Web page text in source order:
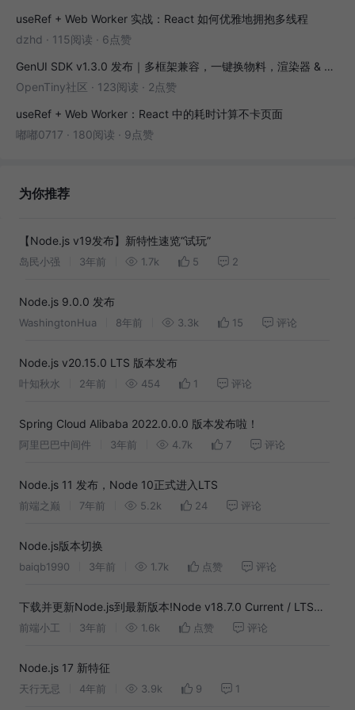
useRef + Web Worker 实战：React 如何优雅地拥抱多线程
dzhd · 115阅读 · 6点赞
GenUI SDK v1.3.0 发布｜多框架兼容，一键换物料，渲染器 & 演练场全面增强！
OpenTiny社区 · 123阅读 · 2点赞
useRef + Web Worker：React 中的耗时计算不卡页面
嘟嘟0717 · 180阅读 · 9点赞
为你推荐
【Node.js v19发布】新特性速览“试玩”
岛民小强 3年前 1.7k 5 2
Node.js 9.0.0 发布
WashingtonHua 8年前 3.3k 15 评论
Node.js v20.15.0 LTS 版本发布
叶知秋水 2年前 454 1 评论
Spring Cloud Alibaba 2022.0.0.0 版本发布啦！
阿里巴巴中间件 3年前 4.7k 7 评论
Node.js 11 发布，Node 10正式进入LTS
前端之巅 7年前 5.2k 24 评论
Node.js版本切换
baiqb1990 3年前 1.7k 点赞 评论
下载并更新Node.js到最新版本!Node v18.7.0 Current / LTS
v16.16.0 直接链接
前端小工 3年前 1.6k 点赞 评论
Node.js 17 新特征
天行无忌 4年前 3.9k 9 1